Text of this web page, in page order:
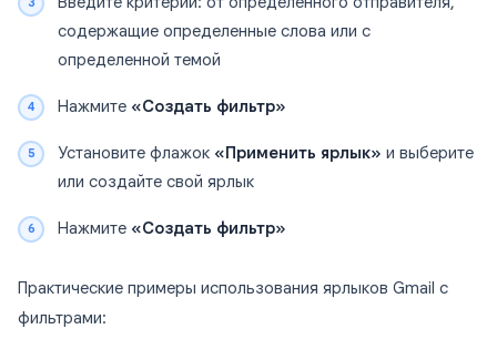
содержащие определенные слова или с
определенной темой
Нажмите «Создать фильтр»
Установите флажок «Применить ярлык» и выберите
или создайте свой ярлык
Нажмите «Создать фильтр»
Практические примеры использования ярлыков Gmail с
фильтрами: